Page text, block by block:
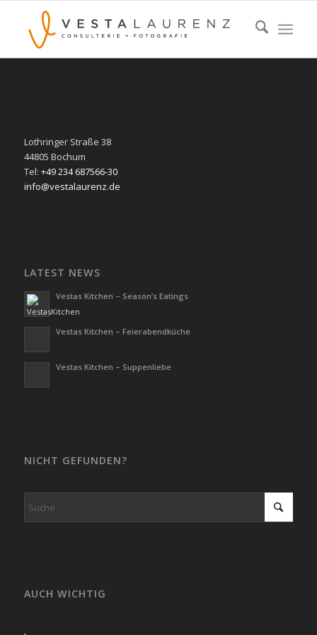
Lothringer Straße 38
44805 Bochum
Tel: +49 234 687566-30
info@vestalaurenz.de
LATEST NEWS
Vestas Kitchen – Season’s Eatings
Vestas Kitchen – Feierabendküche
Vestas Kitchen – Suppenliebe
NICHT GEFUNDEN?
AUCH WICHTIG